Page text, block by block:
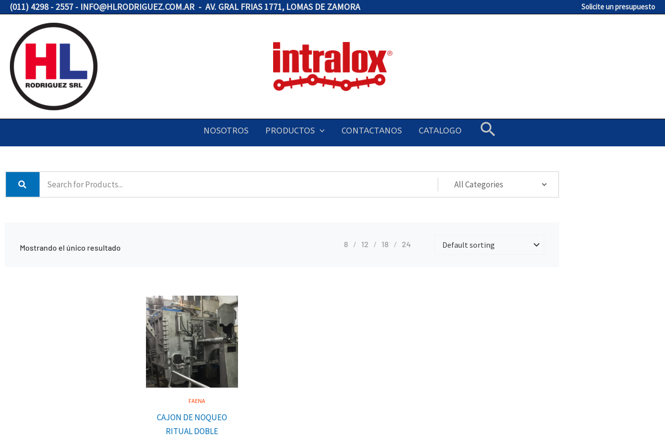
contenido
(011) 4298 - 2557 - INFO@HLRODRIGUEZ.COM.AR - AV. GRAL FRIAS 1771, LOMAS DE ZAMORA Solicite un presupuesto
NOSOTROS PRODUCTOS CONTACTANOS CATALOGO Buscar
Mostrando el único resultado 8 12 18 24
FAENA
CAJON DE NOQUEO
RITUAL DOBLE